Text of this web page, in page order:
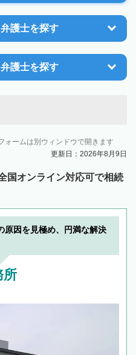
弁護士を探す
弁護士を探す
ォームは別ウィンドウで開きます
更新日：2026年8月9日
国オンライン対応可で相続
原因を見極め、円満な解決
所